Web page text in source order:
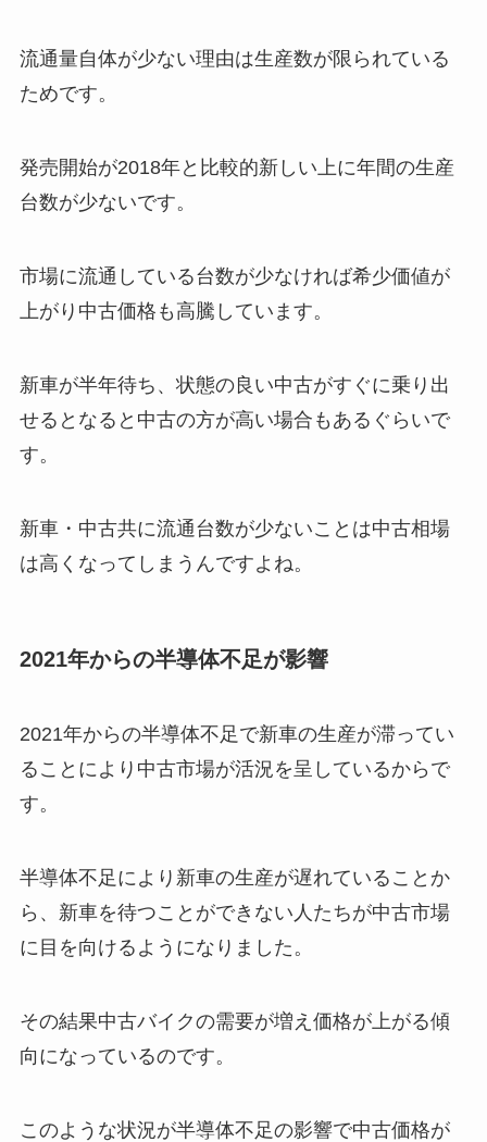
流通量自体が少ない理由は生産数が限られている
ためです。
発売開始が2018年と比較的新しい上に年間の生産
台数が少ないです。
市場に流通している台数が少なければ希少価値が
上がり中古価格も高騰しています。
新車が半年待ち、状態の良い中古がすぐに乗り出
せるとなると中古の方が高い場合もあるぐらいで
す。
新車・中古共に流通台数が少ないことは中古相場
は高くなってしまうんですよね。
2021年からの半導体不足が影響
2021年からの半導体不足で新車の生産が滞ってい
ることにより中古市場が活況を呈しているからで
す。
半導体不足により新車の生産が遅れていることか
ら、新車を待つことができない人たちが中古市場
に目を向けるようになりました。
その結果中古バイクの需要が増え価格が上がる傾
向になっているのです。
このような状況が半導体不足の影響で中古価格が